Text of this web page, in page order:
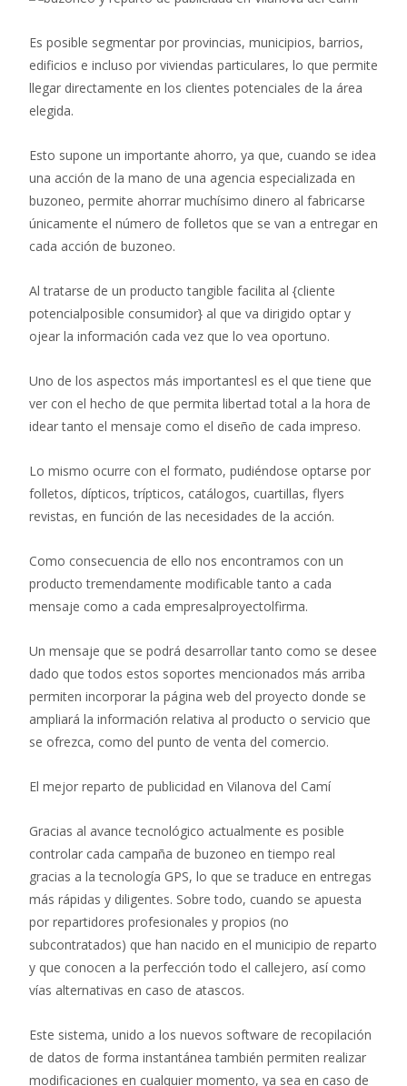
Es posible segmentar por provincias, municipios, barrios,
edificios e incluso por viviendas particulares, lo que permite
llegar directamente en los clientes potenciales de la área
elegida.
Esto supone un importante ahorro, ya que, cuando se idea
una acción de la mano de una agencia especializada en
buzoneo, permite ahorrar muchísimo dinero al fabricarse
únicamente el número de folletos que se van a entregar en
cada acción de buzoneo.
Al tratarse de un producto tangible facilita al {cliente
potencialposible consumidor} al que va dirigido optar y
ojear la información cada vez que lo vea oportuno.
Uno de los aspectos más importantesl es el que tiene que
ver con el hecho de que permita libertad total a la hora de
idear tanto el mensaje como el diseño de cada impreso.
Lo mismo ocurre con el formato, pudiéndose optarse por
folletos, dípticos, trípticos, catálogos, cuartillas, flyers
revistas, en función de las necesidades de la acción.
Como consecuencia de ello nos encontramos con un
producto tremendamente modificable tanto a cada
mensaje como a cada empresalproyectolfirma.
Un mensaje que se podrá desarrollar tanto como se desee
dado que todos estos soportes mencionados más arriba
permiten incorporar la página web del proyecto donde se
ampliará la información relativa al producto o servicio que
se ofrezca, como del punto de venta del comercio.
El mejor reparto de publicidad en Vilanova del Camí
Gracias al avance tecnológico actualmente es posible
controlar cada campaña de buzoneo en tiempo real
gracias a la tecnología GPS, lo que se traduce en entregas
más rápidas y diligentes. Sobre todo, cuando se apuesta
por repartidores profesionales y propios (no
subcontratados) que han nacido en el municipio de reparto
y que conocen a la perfección todo el callejero, así como
vías alternativas en caso de atascos.
Este sistema, unido a los nuevos software de recopilación
de datos de forma instantánea también permiten realizar
modificaciones en cualquier momento, ya sea en caso de